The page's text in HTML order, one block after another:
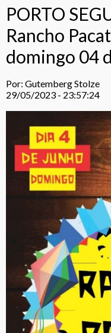
PORTO
Rancho
domingo 04
Por: Gutemberg Stolze
29/05/2023 - 23:57:24